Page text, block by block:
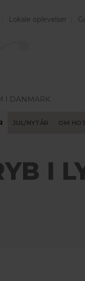
Lokale oplevelser
I DANMARK
JUL/NYTÅR OM
I